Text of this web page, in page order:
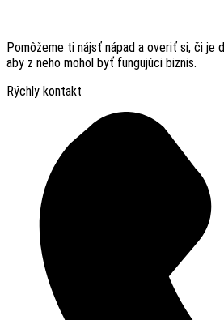
Pomôžeme ti nájsť nápad a overiť si, či je
aby z neho mohol byť fungujúci biznis.
Rýchly kontakt